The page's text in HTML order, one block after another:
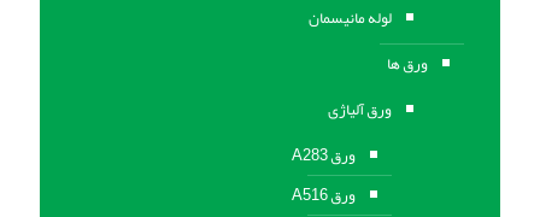
لوله مانیسمان
ورق ها
ورق آلیاژی
ورق A283
ورق A516